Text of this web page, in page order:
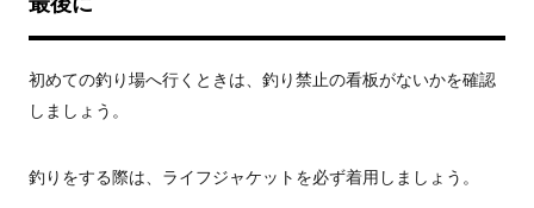
初めての釣り場へ行くときは、釣り禁止の看板がないかを確認
しましょう。
釣りをする際は、ライフジャケットを必ず着用しましょう。